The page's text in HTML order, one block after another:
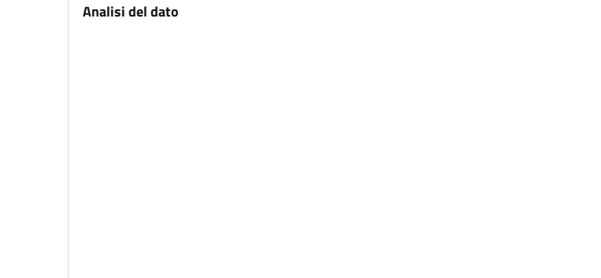
Analisi del dato